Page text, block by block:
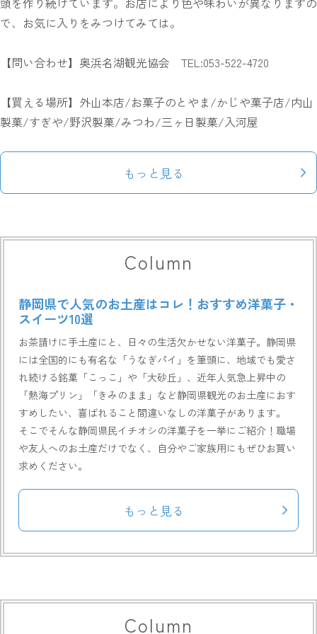
で、お気に入りをみつけてみては。
【問い合わせ】奥浜名湖観光協会 TEL:053-522-4720
【買える場所】外山本店/お菓子のとやま/かじや菓子店/内山
製菓/すぎや/野沢製菓/みつわ/三ヶ日製菓/入河屋
もっと見る
Column
静岡県で人気のお土産はコレ！おすすめ洋菓子・
スイーツ10選
お茶請けに手土産にと、日々の生活欠かせない洋菓子。静岡県
には全国的にも有名な「うなぎパイ」を筆頭に、地域でも愛さ
れ続ける銘菓「こっこ」や「大砂丘」、近年人気急上昇中の
「熱海プリン」「きみのまま」など静岡県観光のお土産におす
すめしたい、喜ばれること間違いなしの洋菓子があります。
そこでそんな静岡県民イチオシの洋菓子を一挙にご紹介！職場
や友人へのお土産だけでなく、自分やご家族用にもぜひお買い
求めください。
もっと見る
Column